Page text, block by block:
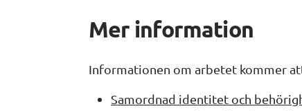
Mer information
Informationen om arbetet kommer
Samordnad identitet och